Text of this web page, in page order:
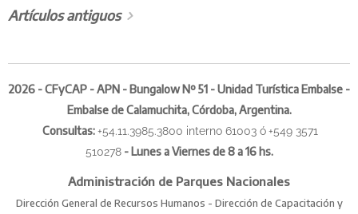
Artículos antiguos
2026 - CFyCAP - APN - Bungalow Nº 51 - Unidad Turística Embalse -
Embalse de Calamuchita, Córdoba, Argentina.
Consultas:+54.11.3985.3800 interno 61003 ó+549 3571
510278- Lunes a Viernes de 8 a 16 hs.
Administración de Parques Nacionales
Dirección General de Recursos Humanos - Dirección de Capacitación y